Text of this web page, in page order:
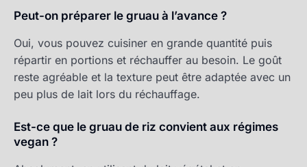
Peut-on préparer le gruau à l’avance ?
Oui, vous pouvez cuisiner en grande quantité puis
répartir en portions et réchauffer au besoin. Le goût
reste agréable et la texture peut être adaptée avec un
peu plus de lait lors du réchauffage.
Est-ce que le gruau de riz convient aux régimes
vegan ?